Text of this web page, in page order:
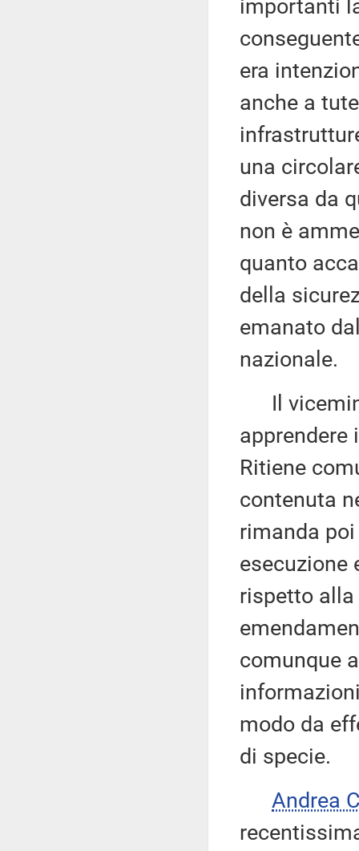
importanti
era
anche a
una
diversa da
non è
quanto
della
emanato
nazionale.
Il
apprendere
Ritiene
contenuta
rimanda
esecuzione
rispetto
comunque
modo da
di specie.
Andrea